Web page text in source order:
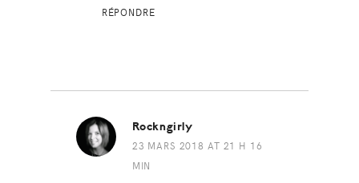
RÉPONDRE
Rockngirly
23 MARS 2018 AT 21 H 16
MIN